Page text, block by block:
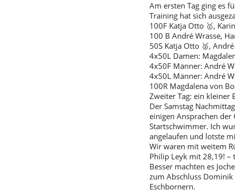
Am ersten Tag ging es
Training hat sich
100F Katja Otto 🥇,
100 B André Wrasse,
50S Katja Otto 🥈,
4x50L Damen:
4x50F Männer: André
4x50L Männer: André
100R Magdalena von
Zweiter Tag: ein kleiner
Der Samstag
einigen Ansprachen
Startschwimmer. Ich
angelaufen und lotste
Wir waren mit weitem
Philip Leyk mit 28,19! –
Besser machten es
zum Abschluss
Eschbornern.